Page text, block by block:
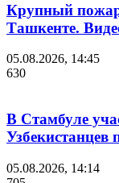
Крупный
Ташкенте.
05.08.2026, 14:45
630
В Стамбуле
Узбекистанцев
05.08.2026, 14:14